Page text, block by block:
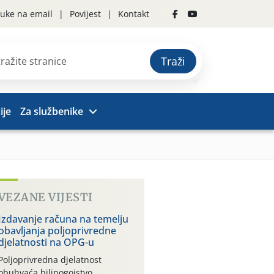
na email Povijest Kontakt
Traži
Za službenike
VIJESTI
računa na temelju
poljoprivredne
na OPG-u
djelatnost